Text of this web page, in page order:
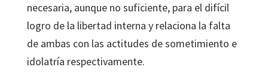
necesaria, aunque no suficiente, para el difícil
logro de la libertad interna y relaciona la falta
de ambas con las actitudes de sometimiento e
idolatría respectivamente.